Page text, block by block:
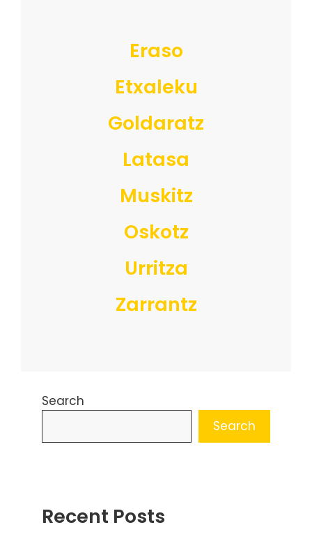
Eraso
Etxaleku
Goldaratz
Latasa
Muskitz
Oskotz
Urritza
Zarrantz
Search
Search
Recent Posts